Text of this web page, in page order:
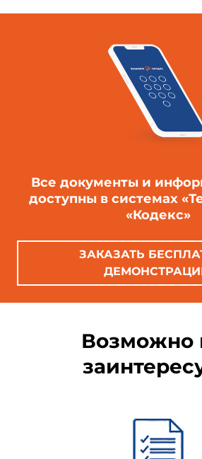
Все документы и
доступны в системах
«Кодекс»
ЗАКАЗАТЬ
Возможно